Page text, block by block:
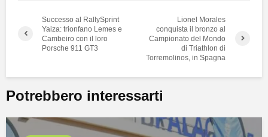
Successo al RallySprint
Yaiza: trionfano Lemes e
Cambeiro con il loro
Porsche 911 GT3
Lionel Morales
conquista il bronzo al
Campionato del Mondo
di Triathlon di
Torremolinos, in Spagna
Potrebbero interessarti